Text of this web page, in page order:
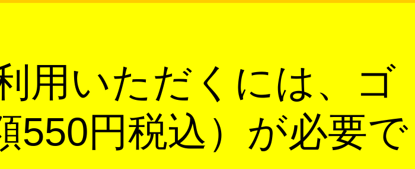
用いただくには、ゴ
550円税込）が必要で